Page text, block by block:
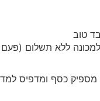
טוב
ללא תשלום
כסף ומדפיס